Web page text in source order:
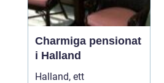
Charmiga pensionat
i Halland
Halland, ett